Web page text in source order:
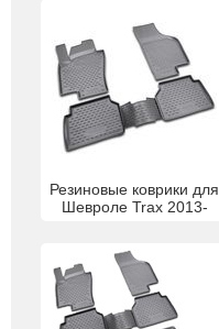
Резиновые коврики для
Шевроле Trax 2013-